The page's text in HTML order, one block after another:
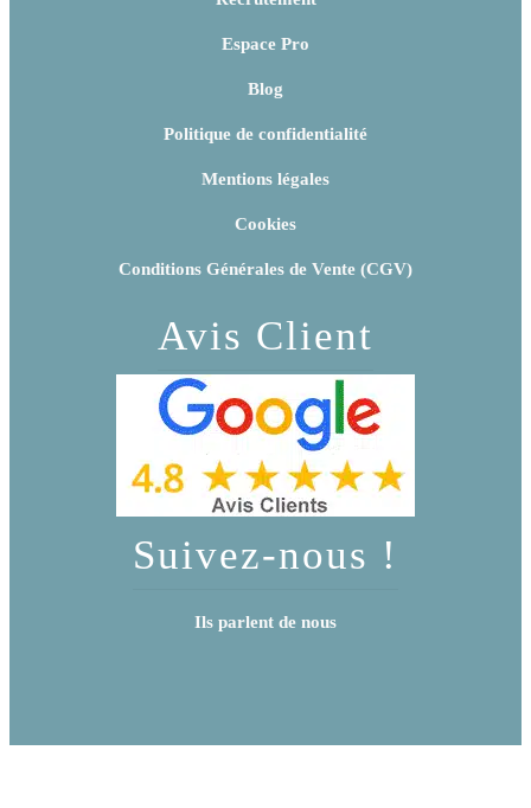
Espace Pro
Blog
Politique de confidentialité
Mentions légales
Cookies
Conditions Générales de Vente (CGV)
Avis Client
Suivez-nous !
Ils parlent de nous